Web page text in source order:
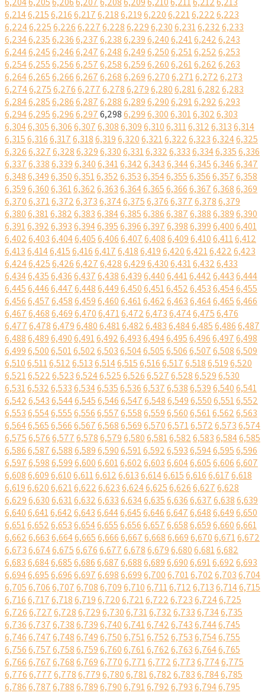
6,2146,2156,2166,2176,2186,2196,2206,2216,2226,223
6,2246,2256,2266,2276,2286,2296,2306,2316,2326,233
6,2346,2356,2366,2376,2386,2396,2406,2416,2426,243
6,2446,2456,2466,2476,2486,2496,2506,2516,2526,253
6,2546,2556,2566,2576,2586,2596,2606,2616,2626,263
6,2646,2656,2666,2676,2686,2696,2706,2716,2726,273
6,2746,2756,2766,2776,2786,2796,2806,2816,2826,283
6,2846,2856,2866,2876,2886,2896,2906,2916,2926,293
6,2946,2956,2966,2976,2986,2996,3006,3016,3026,303
6,3046,3056,3066,3076,3086,3096,3106,3116,3126,3136,314
6,3156,3166,3176,3186,3196,3206,3216,3226,3236,3246,325
6,3266,3276,3286,3296,3306,3316,3326,3336,3346,3356,336
6,3376,3386,3396,3406,3416,3426,3436,3446,3456,3466,347
6,3486,3496,3506,3516,3526,3536,3546,3556,3566,3576,358
6,3596,3606,3616,3626,3636,3646,3656,3666,3676,3686,369
6,3706,3716,3726,3736,3746,3756,3766,3776,3786,379
6,3806,3816,3826,3836,3846,3856,3866,3876,3886,3896,390
6,3916,3926,3936,3946,3956,3966,3976,3986,3996,4006,401
6,4026,4036,4046,4056,4066,4076,4086,4096,4106,4116,412
6,4136,4146,4156,4166,4176,4186,4196,4206,4216,4226,423
6,4246,4256,4266,4276,4286,4296,4306,4316,4326,433
6,4346,4356,4366,4376,4386,4396,4406,4416,4426,4436,444
6,4456,4466,4476,4486,4496,4506,4516,4526,4536,4546,455
6,4566,4576,4586,4596,4606,4616,4626,4636,4646,4656,466
6,4676,4686,4696,4706,4716,4726,4736,4746,4756,476
6,4776,4786,4796,4806,4816,4826,4836,4846,4856,4866,487
6,4886,4896,4906,4916,4926,4936,4946,4956,4966,4976,498
6,4996,5006,5016,5026,5036,5046,5056,5066,5076,5086,509
6,5106,5116,5126,5136,5146,5156,5166,5176,5186,5196,520
6,5216,5226,5236,5246,5256,5266,5276,5286,5296,530
6,5316,5326,5336,5346,5356,5366,5376,5386,5396,5406,541
6,5426,5436,5446,5456,5466,5476,5486,5496,5506,5516,552
6,5536,5546,5556,5566,5576,5586,5596,5606,5616,5626,563
6,5646,5656,5666,5676,5686,5696,5706,5716,5726,5736,574
6,5756,5766,5776,5786,5796,5806,5816,5826,5836,5846,585
6,5866,5876,5886,5896,5906,5916,5926,5936,5946,5956,596
6,5976,5986,5996,6006,6016,6026,6036,6046,6056,6066,607
6,6086,6096,6106,6116,6126,6136,6146,6156,6166,6176,618
6,6196,6206,6216,6226,6236,6246,6256,6266,6276,628
6,6296,6306,6316,6326,6336,6346,6356,6366,6376,6386,639
6,6406,6416,6426,6436,6446,6456,6466,6476,6486,6496,650
6,6516,6526,6536,6546,6556,6566,6576,6586,6596,6606,661
6,6626,6636,6646,6656,6666,6676,6686,6696,6706,6716,672
6,6736,6746,6756,6766,6776,6786,6796,6806,6816,682
6,6836,6846,6856,6866,6876,6886,6896,6906,6916,6926,693
6,6946,6956,6966,6976,6986,6996,7006,7016,7026,7036,704
6,7056,7066,7076,7086,7096,7106,7116,7126,7136,7146,715
6,7166,7176,7186,7196,7206,7216,7226,7236,7246,725
6,7266,7276,7286,7296,7306,7316,7326,7336,7346,735
6,7366,7376,7386,7396,7406,7416,7426,7436,7446,745
6,7466,7476,7486,7496,7506,7516,7526,7536,7546,755
6,7566,7576,7586,7596,7606,7616,7626,7636,7646,765
6,7666,7676,7686,7696,7706,7716,7726,7736,7746,775
6,7766,7776,7786,7796,7806,7816,7826,7836,7846,785
6,7866,7876,7886,7896,7906,7916,7926,7936,7946,795